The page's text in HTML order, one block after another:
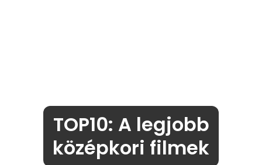
TOP10: A legjobb
középkori filmek